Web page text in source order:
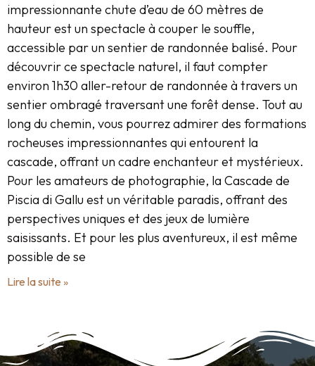
impressionnante chute d’eau de 60 mètres de
hauteur est un spectacle à couper le souffle,
accessible par un sentier de randonnée balisé. Pour
découvrir ce spectacle naturel, il faut compter
environ 1h30 aller-retour de randonnée à travers un
sentier ombragé traversant une forêt dense. Tout au
long du chemin, vous pourrez admirer des formations
rocheuses impressionnantes qui entourent la
cascade, offrant un cadre enchanteur et mystérieux.
Pour les amateurs de photographie, la Cascade de
Piscia di Gallu est un véritable paradis, offrant des
perspectives uniques et des jeux de lumière
saisissants. Et pour les plus aventureux, il est même
possible de se
Lire la suite »